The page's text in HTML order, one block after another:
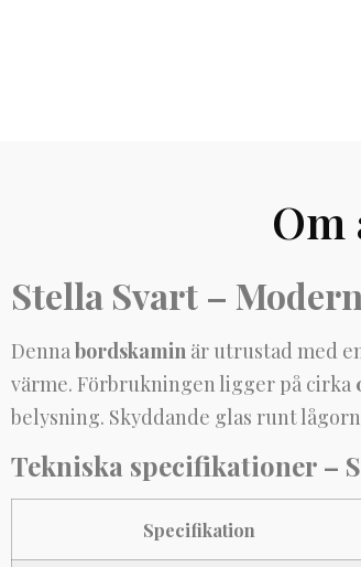
Stella Svart –
Dennabordskamin är utrustad med
värme. Förbrukningen ligger på cirka
belysning. Skyddande glas runt
Tekniska specifikationer –
Specifikation